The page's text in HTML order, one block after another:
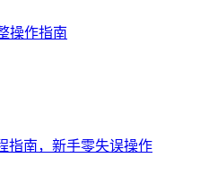
操作指南
指南，新手零失误操作